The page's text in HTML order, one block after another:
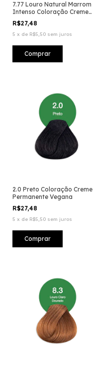
7.77 Louro Natural Marrom
Intenso Coloração Creme
Permanente Vegana
R$27,48
5 x de R$5,50 sem juros
2.0 Preto Coloração Creme
Permanente Vegana
R$27,48
5 x de R$5,50 sem juros